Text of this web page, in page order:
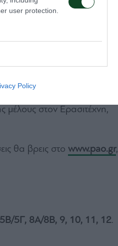
user protection.
Policy
μέλους στον Ερασιτέχνη,
θα βρεις στο www.pao.gr,
5Γ, 8Α/8Β, 9, 10, 11, 12.